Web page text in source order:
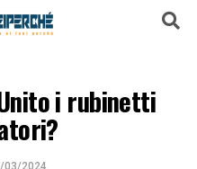
i rubinetti
03/2024